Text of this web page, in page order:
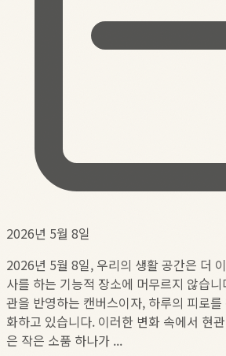
2026년 5월 8일
2026년 5월 8일, 우리의 생활 공간은 더
사를 하는 기능적 장소에 머무르지 않습
관을 반영하는 캔버스이자, 하루의 피로
화하고 있습니다. 이러한 변화 속에서 현
은 작은 소품 하나가 ...